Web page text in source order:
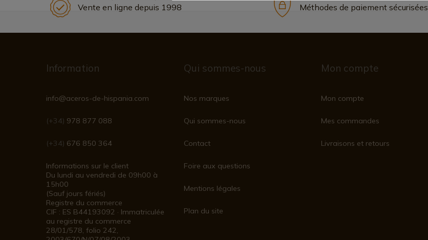
Vente en ligne depuis 1998 Méthodes de paiement sécurisées
Information
info@aceros-de-hispania.com
(+34) 978 877 088
(+34) 676 850 364
Informations sur le client
Du lundi au vendredi de 09h00 à
15h00
(Sauf jours fériés)
Registre du commerce
CIF : ES B44193092 · Immatriculée
au registre du commerce
28/01/578, folio 242,
Qui sommes-nous
Nos marques
Qui sommes-nous
Contact
Foire aux questions
Mentions légales
Plan du site
Mon compte
Mon compte
Mes commandes
Livraisons et retours